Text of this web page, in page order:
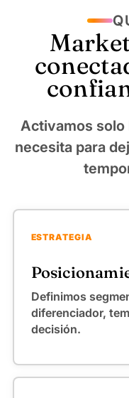
Activamos solo
necesita para
ESTRATEGIA
Definimos
diferenciador,
decisión.